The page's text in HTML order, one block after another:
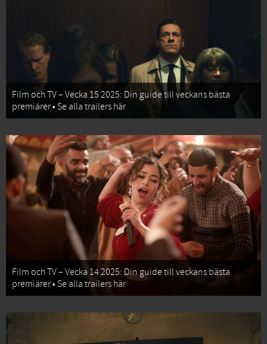
Film och TV – Vecka 15 2025: Din guide till veckans bästa
premiärer • Se alla trailers här
Film och TV – Vecka 14 2025: Din guide till veckans bästa
premiärer • Se alla trailers här